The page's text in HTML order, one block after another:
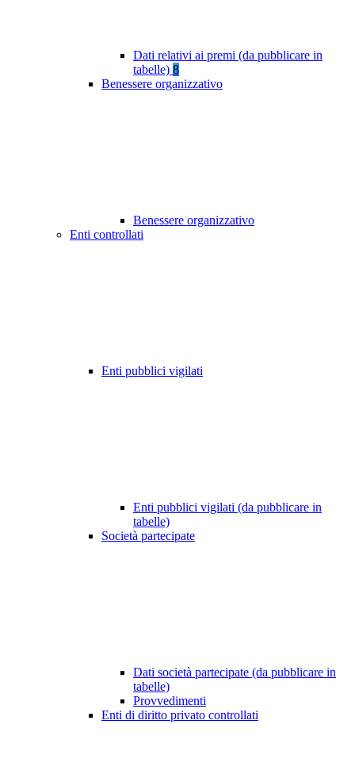
Dati relativi ai premi (da pubblicare in
tabelle) 8
Benessere organizzativo
Benessere organizzativo
Enti controllati
Enti pubblici vigilati
Enti pubblici vigilati (da pubblicare in
tabelle)
Società partecipate
Dati società partecipate (da pubblicare in
tabelle)
Provvedimenti
Enti di diritto privato controllati